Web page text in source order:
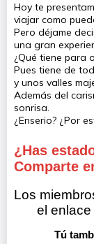
Hoy te
viajar como
Pero déjame
una gran
¿Qué tiene para
Pues tiene de
y unos valles
Además del
sonrisa.
¿Enserio? ¿Por
¿Has
Comparte
Los
el
Tú